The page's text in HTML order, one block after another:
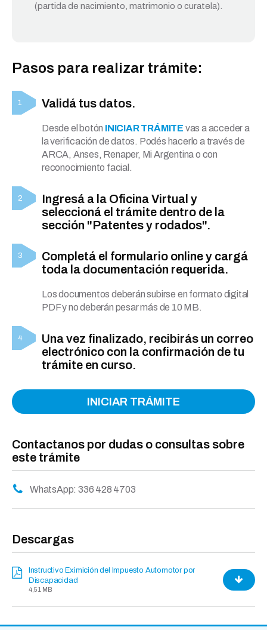
(partida de nacimiento, matrimonio o curatela).
Pasos para realizar trámite:
Validá tus datos.
Desde el botón INICIAR TRÁMITE vas a acceder a
la verificación de datos. Podés hacerlo a través de
ARCA, Anses, Renaper, Mi Argentina o con
reconocimiento facial.
Ingresá a la Oficina Virtual y
seleccioná el trámite dentro de la
sección "Patentes y rodados".
Completá el formulario online y cargá
toda la documentación requerida.
Los documentos deberán subirse en formato digital
PDF y no deberán pesar más de 10 MB.
Una vez finalizado, recibirás un correo
electrónico con la confirmación de tu
trámite en curso.
INICIAR TRÁMITE
Contactanos por dudas o consultas sobre
este trámite
WhatsApp: 336 428 4703
Descargas
Instructivo Eximición del Impuesto Automotor por
Discapacidad
4,51 MB